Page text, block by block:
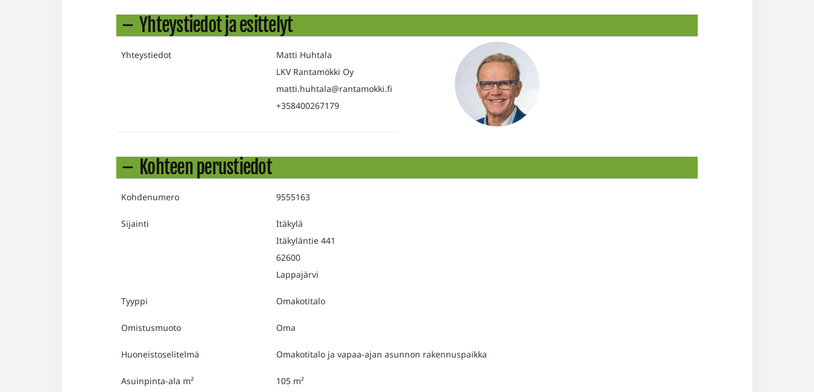
Yhteystiedot ja esittelyt
Yhteystiedot
Matti Huhtala
LKV Rantamökki Oy
matti.huhtala@rantamokki.fi
+358400267179
Kohteen perustiedot
Kohdenumero 9555163
Sijainti
Itäkylä
Itäkyläntie 441
62600
Lappajärvi
Tyyppi Omakotitalo
Omistusmuoto Oma
Huoneistoselitelmä Omakotitalo ja vapaa-ajan asunnon rakennuspaikka
Asuinpinta-ala m² 105 m²